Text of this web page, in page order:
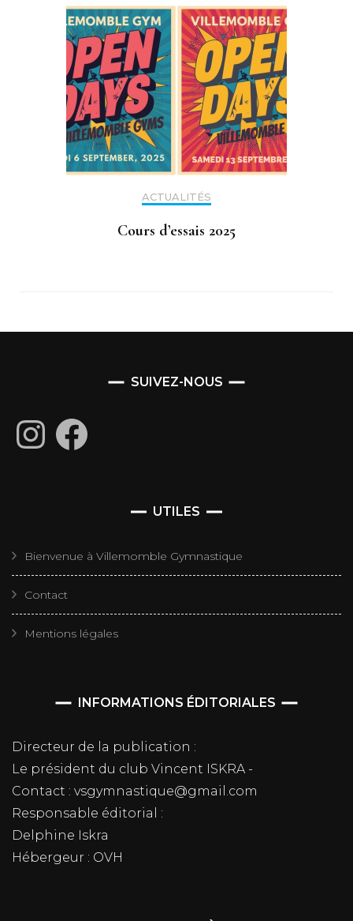
ACTUALITÉS
Cours d’essais 2025
SUIVEZ-NOUS
InstagramFacebook
UTILES
Bienvenue à Villemomble Gymnastique
Contact
Mentions légales
INFORMATIONS ÉDITORIALES
Directeur de la publication :
Le président du club Vincent ISKRA -
Contact : vsgymnastique@gmail.com
Responsable éditorial :
Delphine Iskra
Hébergeur : OVH